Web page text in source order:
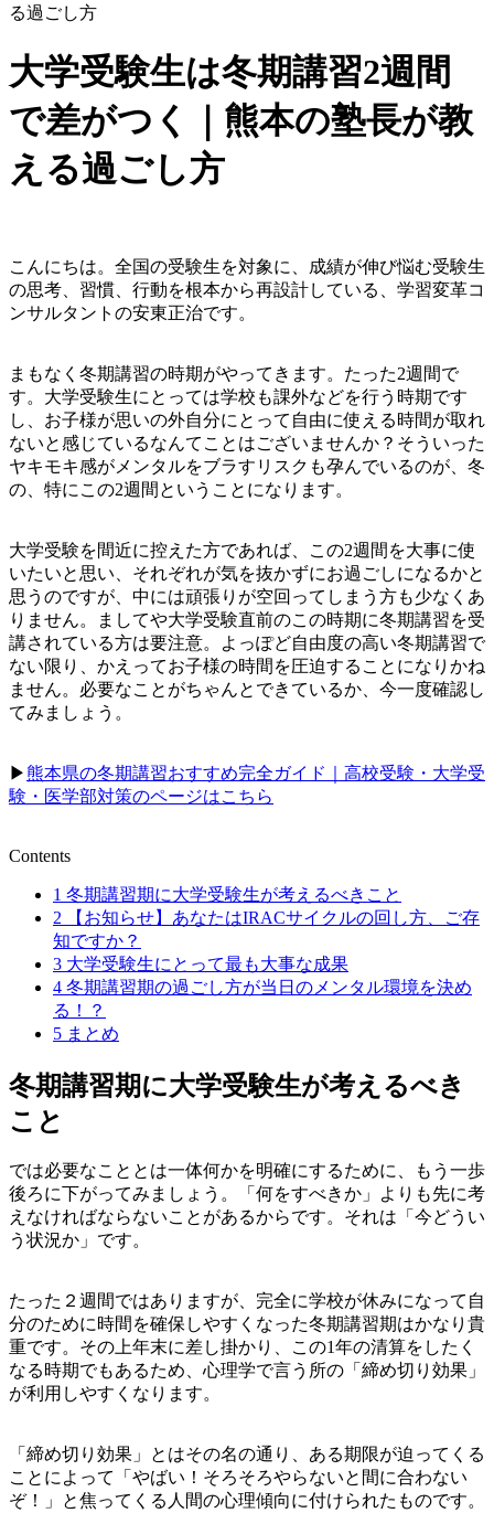
る過ごし方
大学受験生は冬期講習2週間
で差がつく｜熊本の塾長が教
える過ごし方
こんにちは。全国の受験生を対象に、成績が伸び悩む受験生
の思考、習慣、行動を根本から再設計している、学習変革コ
ンサルタントの安東正治です。
まもなく冬期講習の時期がやってきます。たった2週間で
す。大学受験生にとっては学校も課外などを行う時期です
し、お子様が思いの外自分にとって自由に使える時間が取れ
ないと感じているなんてことはございませんか？そういった
ヤキモキ感がメンタルをブラすリスクも孕んでいるのが、冬
の、特にこの2週間ということになります。
大学受験を間近に控えた方であれば、この2週間を大事に使
いたいと思い、それぞれが気を抜かずにお過ごしになるかと
思うのですが、中には頑張りが空回ってしまう方も少なくあ
りません。ましてや大学受験直前のこの時期に冬期講習を受
講されている方は要注意。よっぽど自由度の高い冬期講習で
ない限り、かえってお子様の時間を圧迫することになりかね
ません。必要なことがちゃんとできているか、今一度確認し
てみましょう。
▶︎熊本県の冬期講習おすすめ完全ガイド｜高校受験・大学受
験・医学部対策のページはこちら
Contents
1 冬期講習期に大学受験生が考えるべきこと
2 【お知らせ】あなたはIRACサイクルの回し方、ご存
知ですか？
3 大学受験生にとって最も大事な成果
4 冬期講習期の過ごし方が当日のメンタル環境を決め
る！？
5 まとめ
冬期講習期に大学受験生が考えるべき
こと
では必要なこととは一体何かを明確にするために、もう一歩
後ろに下がってみましょう。「何をすべきか」よりも先に考
えなければならないことがあるからです。それは「今どうい
う状況か」です。
たった２週間ではありますが、完全に学校が休みになって自
分のために時間を確保しやすくなった冬期講習期はかなり貴
重です。その上年末に差し掛かり、この1年の清算をしたく
なる時期でもあるため、心理学で言う所の「締め切り効果」
が利用しやすくなります。
「締め切り効果」とはその名の通り、ある期限が迫ってくる
ことによって「やばい！そろそろやらないと間に合わない
ぞ！」と焦ってくる人間の心理傾向に付けられたものです。